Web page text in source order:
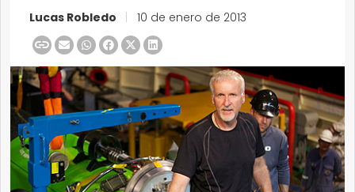
Lucas Robledo 10 de enero de 2013